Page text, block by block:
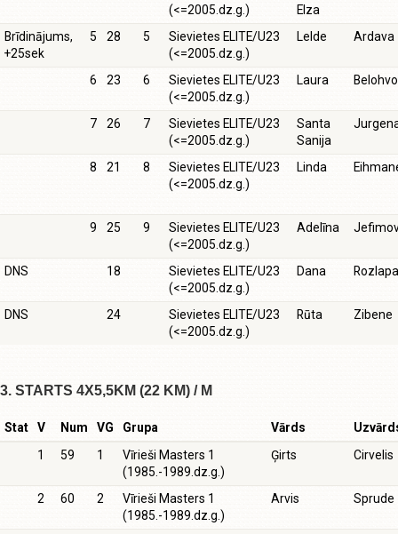
(<=2005.dz.g.)
Elza
Brīdinājums,
+25sek
5 28 5
Sievietes ELITE/U23
(<=2005.dz.g.)
Lelde Ardava
6 23 6
Sievietes ELITE/U23
(<=2005.dz.g.)
Laura
7 26 7
Sievietes ELITE/U23
(<=2005.dz.g.)
Santa
Sanija
8 21 8
Sievietes ELITE/U23
(<=2005.dz.g.)
Linda
9 25 9
Sievietes ELITE/U23
(<=2005.dz.g.)
Adelīna
DNS 18
Sievietes ELITE/U23
(<=2005.dz.g.)
Dana Rozlapa
DNS 24
Sievietes ELITE/U23
(<=2005.dz.g.)
Rūta Zibene
3. STARTS 4X5,5KM (22 KM) / M
Stat V Num VG Grupa Vārds
1
59 1
Vīrieši Masters 1
(1985.-1989.dz.g.)
Ģirts Cirvelis
2 60 2
Vīrieši Masters 1
(1985.-1989.dz.g.)
Arvis Sprude